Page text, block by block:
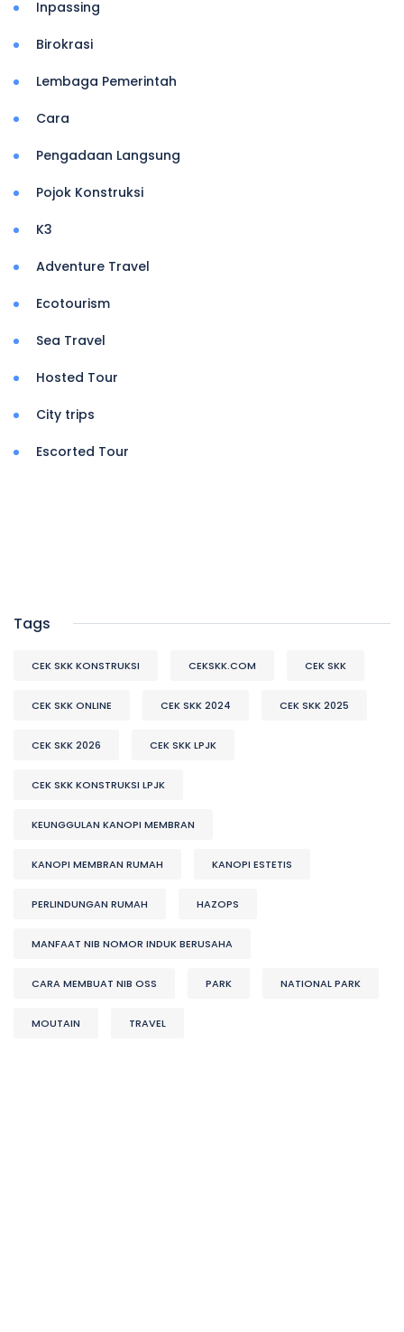
Inpassing
Birokrasi
Lembaga Pemerintah
Cara
Pengadaan Langsung
Pojok Konstruksi
K3
Adventure Travel
Ecotourism
Sea Travel
Hosted Tour
City trips
Escorted Tour
Tags
CEK SKK KONSTRUKSI CEKSKK.COM CEK SKK
CEK SKK ONLINE CEK SKK 2024 CEK SKK 2025
CEK SKK 2026 CEK SKK LPJK
CEK SKK KONSTRUKSI LPJK
KEUNGGULAN KANOPI MEMBRAN
KANOPI MEMBRAN RUMAH KANOPI ESTETIS
PERLINDUNGAN RUMAH HAZOPS
MANFAAT NIB NOMOR INDUK BERUSAHA
CARA MEMBUAT NIB OSS PARK NATIONAL PARK
MOUTAIN TRAVEL